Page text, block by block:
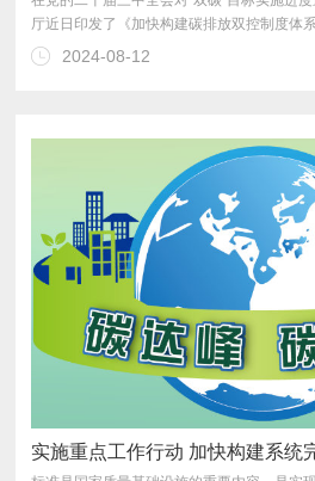
案》），明确到2025年、“十五五”时期、碳
2024-08-12
实施重点工作行动 加快构建系统